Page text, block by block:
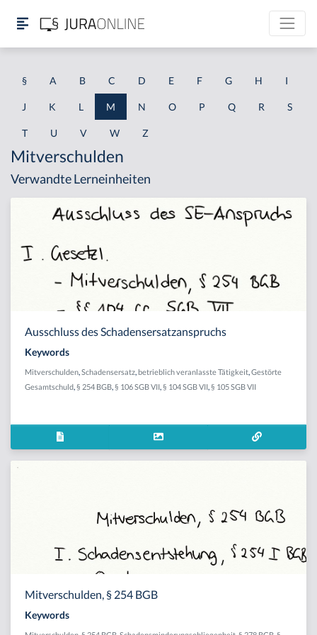
§ A B C D E F G H I
J K L M N O P Q R S
T U V W Z
Mitverschulden
Verwandte Lerneinheiten
Ausschluss des Schadensersatzanspruchs
Keywords
Mitverschulden Schadensersatz betrieblich veranlasste Tätigkeit Gestörte
Gesamtschuld § 254 BGB § 106 SGB VII § 104 SGB VII § 105 SGB VII
Mitverschulden, § 254 BGB
Keywords